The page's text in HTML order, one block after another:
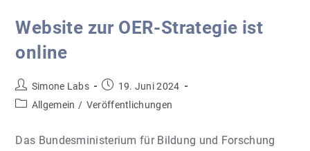
Website zur OER-Strategie ist
online
Beitrags-
Autor:
Simone Labs
Beitrag
veröffentlicht:
19. Juni 2024
Beitrags-
Allgemein / Veröffentlichungen
Das Bundesministerium für Bildung und Forschung